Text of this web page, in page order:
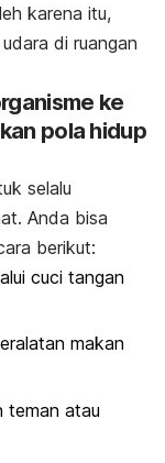
karena itu,
di ruangan
ke
pola hidup
selalu
Anda bisa
berikut:
cuci tangan
makan
teman atau